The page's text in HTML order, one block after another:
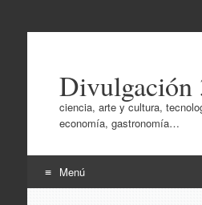
Divulgación
ciencia, arte y cultura,
economía, gastronomía…
Menú